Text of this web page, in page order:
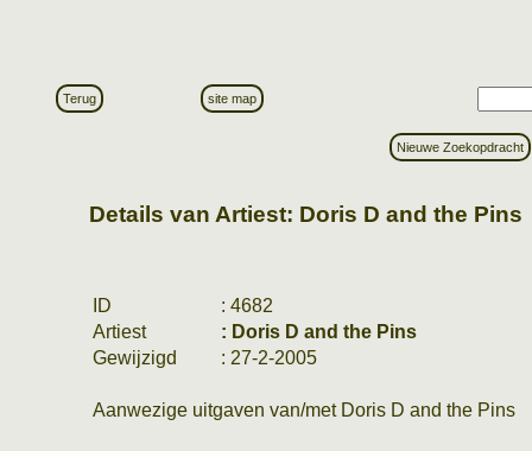
Terug site map
Nieuwe Zoekopdracht
Details van Artiest: Doris D and the Pins
ID
: 4682
Artiest
: Doris D and the Pins
Gewijzigd
: 27-2-2005
Aanwezige uitgaven van/met Doris D and the Pins